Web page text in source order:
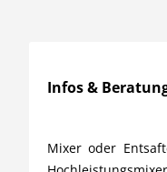
Infos &
Mixer oder